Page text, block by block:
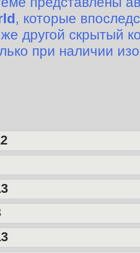
, которые
же другой скрытый
при наличии